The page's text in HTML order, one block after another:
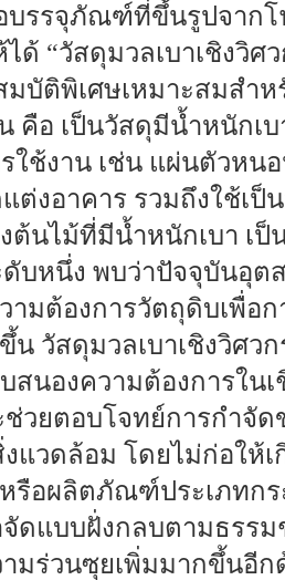
บรรจุภัณฑ์ที่ขึ้นรูปจาก
ด้ “วัสดุมวลเบาเชิงวิศ
บัติพิเศษเหมาะสมสำห
คือ เป็นวัสดุมีน้ำหนักเ
ใช้งาน เช่น แผ่นตัวห
ต่งอาคาร รวมถึงใช้เ
นไม้ที่มีน้ำหนักเบา เ
ดับหนึ่ง พบว่าปัจจุบันอุ
ามต้องการวัตถุดิบเพื่
น วัสดุมวลเบาเชิงวิศว
สนองความต้องการใ
วยตอบโจทย์การกำจั
แวดล้อม โดยไม่ก่อให้
รือผลิตภัณฑ์ประเภทก
ดแบบฝั่งกลบตามธรร
มร่วนซุยเพิ่มมากขึ้นอี